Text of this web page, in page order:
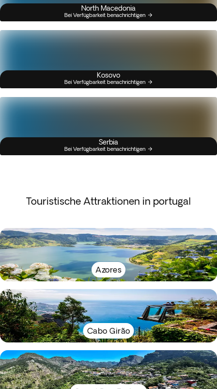
North Macedonia
Bei Verfügbarkeit benachrichtigen
Kosovo
Bei Verfügbarkeit benachrichtigen
Serbia
Bei Verfügbarkeit benachrichtigen
Touristische Attraktionen in portugal
Azores
Cabo Girão